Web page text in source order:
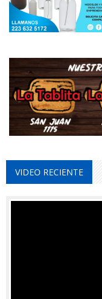
VIDEO RECIENTE